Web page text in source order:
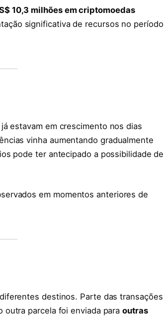
10,3 milhões em criptomoedas
significativa de recursos no período
estavam em crescimento nos dias
vinha aumentando gradualmente
pode ter antecipado a possibilidade de
em momentos anteriores de
destinos. Parte das transações
outra parcela foi enviada paraoutras